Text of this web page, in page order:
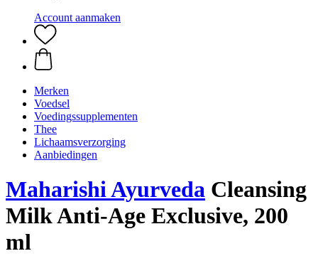
Account aanmaken
Merken
Voedsel
Voedingssupplementen
Thee
Lichaamsverzorging
Aanbiedingen
Maharishi Ayurveda Cleansing
Milk Anti-Age Exclusive, 200
ml